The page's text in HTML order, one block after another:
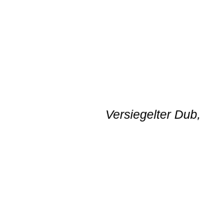
Versiegelter